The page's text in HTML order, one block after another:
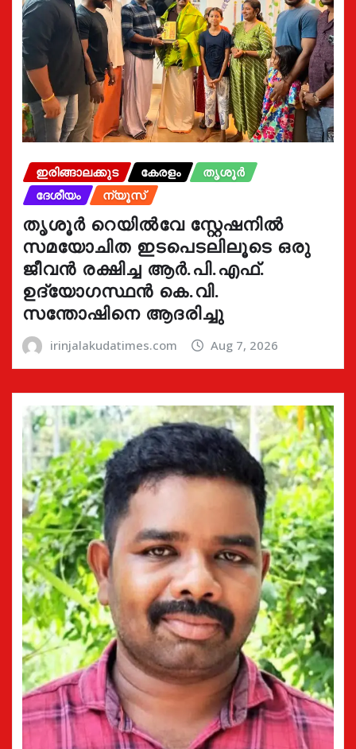
ഇരിങ്ങാലക്കുട കേരളം
തൃശൂർ
ദേശീയം
ന്യൂസ്
തൃശൂർ റെയിൽവേ സ്റ്റേഷനിൽ
സമയോചിത ഇടപെടലിലൂടെ ഒരു
ജീവൻ രക്ഷിച്ച ആർ.പി.എഫ്.
ഉദ്യോഗസ്ഥൻ കെ.വി.
സന്തോഷിനെ ആദരിച്ചു
irinjalakudatimes.com Aug 7, 2026